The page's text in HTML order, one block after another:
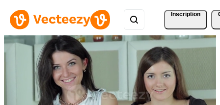
Inscription